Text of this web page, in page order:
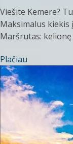
Viešite Kemere?
Maksimalus kiekis
Maršrutas:
Plačiau